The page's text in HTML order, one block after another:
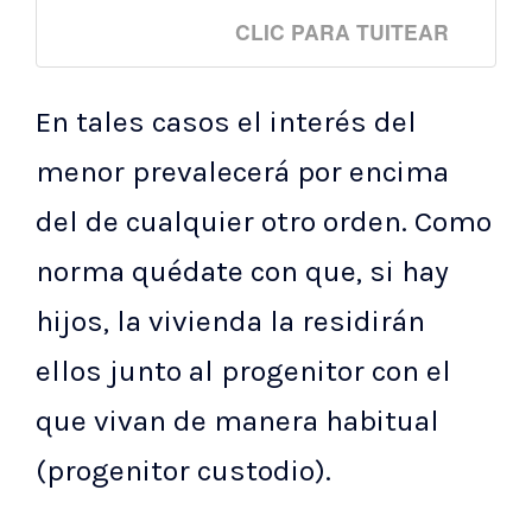
CLIC PARA TUITEAR
En tales casos el interés del
menor prevalecerá por encima
del de cualquier otro orden. Como
norma quédate con que, si hay
hijos, la vivienda la residirán
ellos junto al progenitor con el
que vivan de manera habitual
(progenitor custodio).